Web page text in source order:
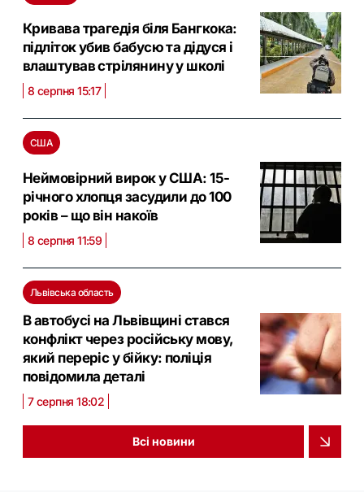
Кривава трагедія біля Бангкока:
підліток убив бабусю та дідуся і
влаштував стрілянину у школі
8 серпня 15:17
США
Неймовірний вирок у США: 15-
річного хлопця засудили до 100
років – що він накоїв
8 серпня 11:59
Львівська область
В автобусі на Львівщині стався
конфлікт через російську мову,
який переріс у бійку: поліція
повідомила деталі
7 серпня 18:02
Всі новини